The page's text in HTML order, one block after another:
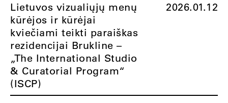
Lietuvos vizualiųjų menų
kūrėjos ir kūrėjai
kviečiami teikti paraiškas
rezidencijai Brukline –
„The International Studio
& Curatorial Program“
(ISCP)
2026.01.12